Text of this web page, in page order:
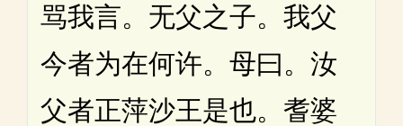
骂我言。无父之子。我父
今者为在何许。母曰。汝
父者正萍沙王是也。耆婆